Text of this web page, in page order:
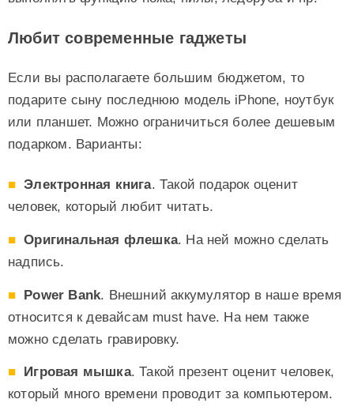
Любит современные гаджеты
Если вы располагаете большим бюджетом, то
подарите сыну последнюю модель iPhone, ноутбук
или планшет. Можно ограничиться более дешевым
подарком. Варианты:
Электронная книга. Такой подарок оценит
человек, который любит читать.
Оригинальная флешка. На ней можно сделать
надпись.
Power Bank. Внешний аккумулятор в наше время
относится к девайсам must have. На нем также
можно сделать гравировку.
Игровая мышка. Такой презент оценит человек,
который много времени проводит за компьютером.